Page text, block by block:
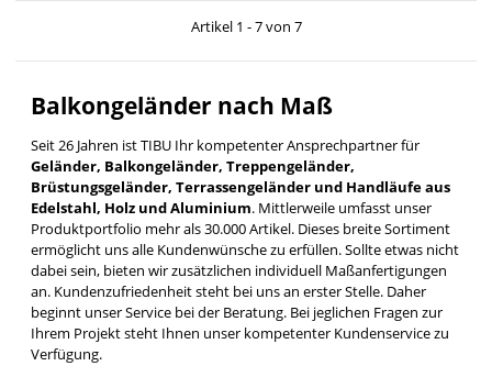
Artikel 1 - 7 von 7
Balkongeländer nach Maß
Seit 26 Jahren ist TIBU Ihr kompetenter Ansprechpartner für
Geländer, Balkongeländer, Treppengeländer,
Brüstungsgeländer, Terrassengeländer und Handläufe aus
Edelstahl, Holz und Aluminium. Mittlerweile umfasst unser
Produktportfolio mehr als 30.000 Artikel. Dieses breite Sortiment
ermöglicht uns alle Kundenwünsche zu erfüllen. Sollte etwas nicht
dabei sein, bieten wir zusätzlichen individuell Maßanfertigungen
an. Kundenzufriedenheit steht bei uns an erster Stelle. Daher
beginnt unser Service bei der Beratung. Bei jeglichen Fragen zur
Ihrem Projekt steht Ihnen unser kompetenter Kundenservice zu
Verfügung.